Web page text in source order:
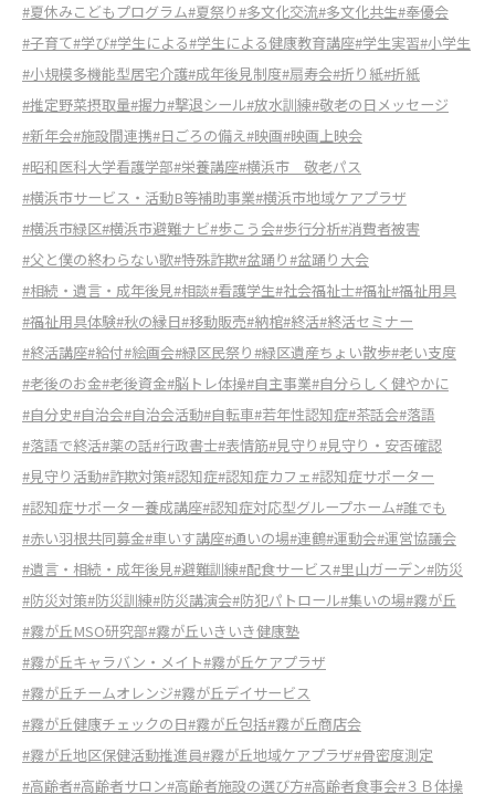
#夏休みこどもプログラム#夏祭り#多文化交流#多文化共生#奉優会
#子育て#学び#学生による#学生による健康教育講座#学生実習#小学生
#小規模多機能型居宅介護#成年後見制度#扇寿会#折り紙#折紙
#推定野菜摂取量#握力#撃退シール#放水訓練#敬老の日メッセージ
#新年会#施設間連携#日ごろの備え#映画#映画上映会
#昭和医科大学看護学部#栄養講座#横浜市 敬老パス
#横浜市サービス・活動B等補助事業#横浜市地域ケアプラザ
#横浜市緑区#横浜市避難ナビ#歩こう会#歩行分析#消費者被害
#父と僕の終わらない歌#特殊詐欺#盆踊り#盆踊り大会
#相続・遺言・成年後見#相談#看護学生#社会福祉士#福祉#福祉用具
#福祉用具体験#秋の縁日#移動販売#納棺#終活#終活セミナー
#終活講座#給付#絵画会#緑区民祭り#緑区遺産ちょい散歩#老い支度
#老後のお金#老後資金#脳トレ体操#自主事業#自分らしく健やかに
#自分史#自治会#自治会活動#自転車#若年性認知症#茶話会#落語
#落語で終活#薬の話#行政書士#表情筋#見守り#見守り・安否確認
#見守り活動#詐欺対策#認知症#認知症カフェ#認知症サポーター
#認知症サポーター養成講座#認知症対応型グループホーム#誰でも
#赤い羽根共同募金#車いす講座#通いの場#連鶴#運動会#運営協議会
#遺言・相続・成年後見#避難訓練#配食サービス#里山ガーデン#防災
#防災対策#防災訓練#防災講演会#防犯パトロール#集いの場#霧が丘
#霧が丘MSO研究部#霧が丘いきいき健康塾
#霧が丘キャラバン・メイト#霧が丘ケアプラザ
#霧が丘チームオレンジ#霧が丘デイサービス
#霧が丘健康チェックの日#霧が丘包括#霧が丘商店会
#霧が丘地区保健活動推進員#霧が丘地域ケアプラザ#骨密度測定
#高齢者#高齢者サロン#高齢者施設の選び方#高齢者食事会#３Ｂ体操